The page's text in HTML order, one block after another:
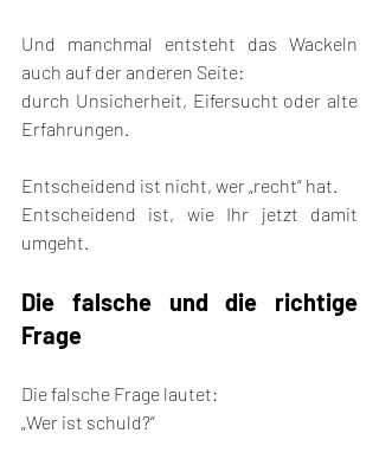
Und manchmal entsteht das Wackeln
auch auf der anderen Seite:
durch Unsicherheit, Eifersucht oder alte
Erfahrungen.
Entscheidend ist nicht, wer „recht“ hat.
Entscheidend ist, wie Ihr jetzt damit
umgeht.
Die falsche und die richtige
Frage
Die falsche Frage lautet:
„Wer ist schuld?“